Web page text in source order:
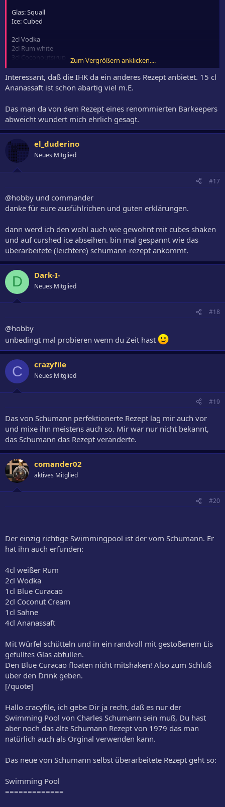
Glas: Squall
Ice: Cubed
2cl Vodka
2cl Rum white
3cl Coconoutsirup
2cl Sahne (flüssig >30%Fett)
15cl Ananassaft
2cl Curacao blue floaten
Das ist das Rezept was man zum Beispiel beim IHK Barmeister
Lehrgang als Swimming Pool mixen darf/soll/muss
Zum Vergrößern anklicken....
Interessant, daß die IHK da ein anderes Rezept anbietet. 15 cl
Ananassaft ist schon abartig viel m.E.
Das man da von dem Rezept eines renommierten Barkeepers
abweicht wundert mich ehrlich gesagt.
el_duderino
Neues Mitglied
#17
@hobby und commander
danke für eure ausfühlrichen und guten erklärungen.
dann werd ich den wohl auch wie gewohnt mit cubes shaken
und auf curshed ice abseihen. bin mal gespannt wie das
überarbeitete (leichtere) schumann-rezept ankommt.
D Dark-I-
Neues Mitglied
#18
@hobby
unbedingt mal probieren wenn du Zeit hast
C crazyfile
Neues Mitglied
#19
Das von Schumann perfektionerte Rezept lag mir auch vor
und mixe ihn meistens auch so. Mir war nur nicht bekannt,
das Schumann das Rezept veränderte.
comander02
aktives Mitglied
#20
Der einzig richtige Swimmingpool ist der vom Schumann. Er
hat ihn auch erfunden:
4cl weißer Rum
2cl Wodka
1cl Blue Curacao
2cl Coconut Cream
1cl Sahne
4cl Ananassaft
Mit Würfel schütteln und in ein randvoll mit gestoßenem Eis
gefülltes Glas abfüllen.
Den Blue Curacao floaten nicht mitshaken! Also zum Schluß
über den Drink geben.
[/quote]
Hallo cracyfile, ich gebe Dir ja recht, daß es nur der
Swimming Pool von Charles Schumann sein muß, Du hast
aber noch das alte Schumann Rezept von 1979 das man
natürlich auch als Orginal verwenden kann.
Das neue von Schumann selbst überarbeitete Rezept geht so:
Swimming Pool
=============